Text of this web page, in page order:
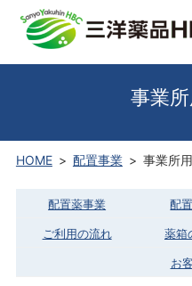
事業
HOME 配置事業 事業所
配置薬事業 配
ご利用の流れ 薬箱
お